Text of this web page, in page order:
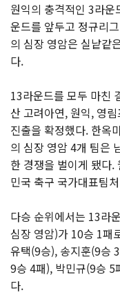
원익의 충격적인 3라
운드를 앞두고 정규리
의 심장 영암은 실낱같
다.
13라운드를 모두 마친
산 고려아연, 원익, 영
진출을 확정했다. 한옥
의 심장 영암 4개 팀은
한 경쟁을 벌이게 됐다
민국 축구 국가대표팀
다승 순위에서는 13라
심장 영암)가 10승 1패
유택(9승), 송지훈(9승
9승 4패), 박민규(9승 5
다.